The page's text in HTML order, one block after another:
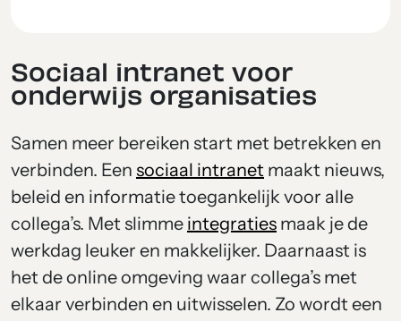
Sociaal intranet voor
onderwijs organisaties
Samen meer bereiken start met betrekken en
verbinden. Een sociaal intranet maakt nieuws,
beleid en informatie toegankelijk voor alle
collega’s. Met slimme integraties maak je de
werkdag leuker en makkelijker. Daarnaast is
het de online omgeving waar collega’s met
elkaar verbinden en uitwisselen. Zo wordt een